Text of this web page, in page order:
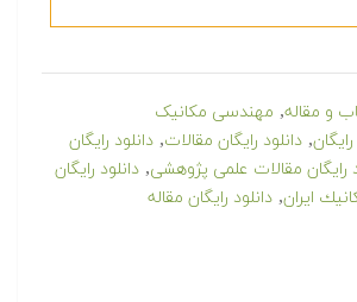
و مقاله, مهندسی مکانیک
, دانلود رایگان مقالات, دانلود رایگان
رایگان مقالات علمی پژوهشی, دانلود رایگان
ايران, دانلود رایگان مقاله